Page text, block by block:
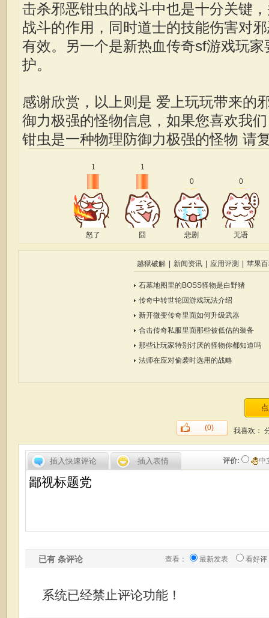
击杀邪恶钳虫的战斗中也是十分关键
战斗的作用，同时道士的技能伤害对
有效。另一个是新热血传奇sf游戏玩
护。
感谢欣赏，以上则是 爱上玩玩带来的
御力极强的怪物信息，如果您喜欢我
钳虫是一种物理防御力极强的怪物 请
1
怒了
1
囧
0
悲剧
0
无语
越狱破解 新闻资讯 应用评测 苹果
石墓地图里的BOSS怪物是白野猪
传奇中转世轮回游戏玩法介绍
新开微变传奇里面如何升级武器
合击传奇私服里面那些被低估的装备
那些让玩家特别讨厌的怪物你都知道吗
法师在应对偷袭时选用的战略
我喜欢：
(0)
评价: 中
插入快速评论 插入表情
已有 条评论 查看： 最新发表 看好评
系统已经禁止评论功能！